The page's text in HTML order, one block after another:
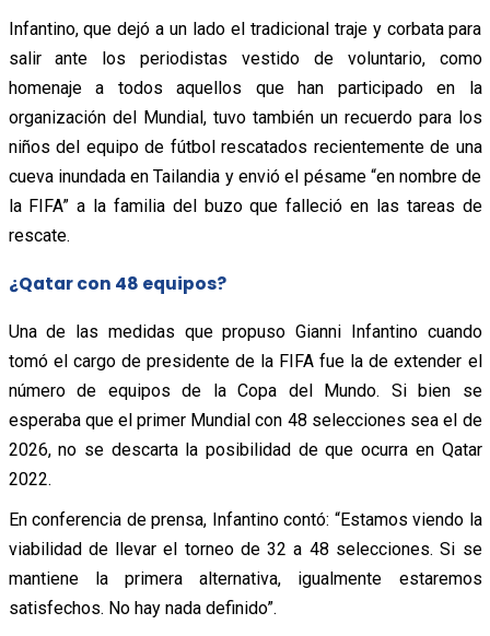
Infantino, que dejó a un lado el tradicional traje y corbata para
salir ante los periodistas vestido de voluntario, como
homenaje a todos aquellos que han participado en la
organización del Mundial, tuvo también un recuerdo para los
niños del equipo de fútbol rescatados recientemente de una
cueva inundada en Tailandia y envió el pésame “en nombre de
la FIFA” a la familia del buzo que falleció en las tareas de
rescate.
¿Qatar con 48 equipos?
Una de las medidas que propuso Gianni Infantino cuando
tomó el cargo de presidente de la FIFA fue la de extender el
número de equipos de la Copa del Mundo. Si bien se
esperaba que el primer Mundial con 48 selecciones sea el de
2026, no se descarta la posibilidad de que ocurra en Qatar
2022.
En conferencia de prensa, Infantino contó: “Estamos viendo la
viabilidad de llevar el torneo de 32 a 48 selecciones. Si se
mantiene la primera alternativa, igualmente estaremos
satisfechos. No hay nada definido”.